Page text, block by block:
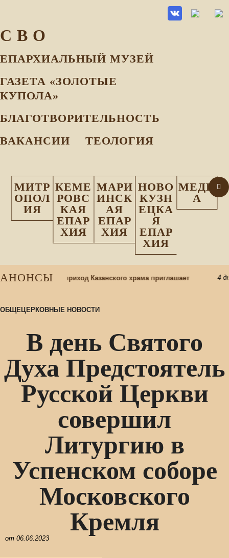
С В О
ЕПАРХИАЛЬНЫЙ МУЗEЙ
ГАЗЕТА «ЗОЛОТЫЕ
КУПОЛА»
БЛАГОТВОРИТЕЛЬНОСТЬ
ВАКАНСИИ
ТЕОЛОГИЯ
МИТР
ОПОЛ
ИЯ
КЕМЕ
РОВС
КАЯ
ЕПАР
ХИЯ
МАРИ
ИНСК
АЯ
ЕПАР
ХИЯ
НОВО
КУЗН
ЕЦКА
Я
ЕПАР
ХИЯ
МЕДИ
А
АНОНСЫшколу: приход Казанского храма приглашает 4
ОБЩЕЦЕРКОВНЫЕ НОВОСТИ
В день Святого
Духа Предстоятель
Русской Церкви
совершил
Литургию в
Успенском соборе
Московского
Кремля
от 06.06.2023